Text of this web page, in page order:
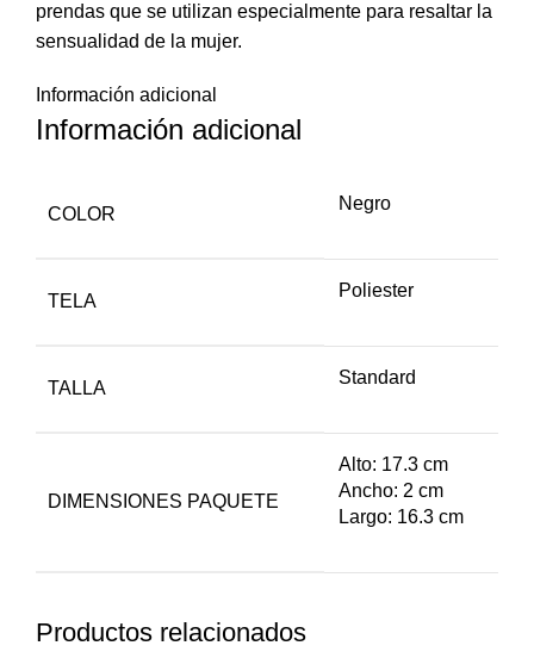
prendas que se utilizan especialmente para resaltar la
sensualidad de la mujer.
Información adicional
Información adicional
COLOR
Negro
TELA
Poliester
TALLA
Standard
DIMENSIONES PAQUETE
Alto: 17.3 cm
Ancho: 2 cm
Largo: 16.3 cm
Productos relacionados